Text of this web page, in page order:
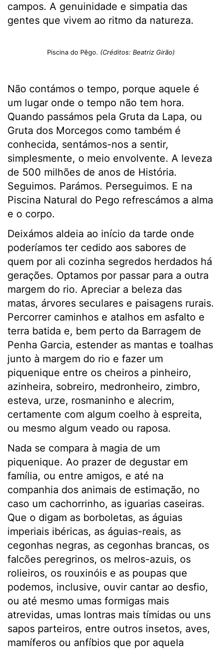
campos. A genuinidade e simpatia das
gentes que vivem ao ritmo da natureza.
Piscina do Pêgo. (Créditos: Beatriz Girão)
Não contámos o tempo, porque aquele é
um lugar onde o tempo não tem hora.
Quando passámos pela Gruta da Lapa, ou
Gruta dos Morcegos como também é
conhecida, sentámos-nos a sentir,
simplesmente, o meio envolvente. A leveza
de 500 milhões de anos de História.
Seguimos. Parámos. Perseguimos. E na
Piscina Natural do Pego refrescámos a alma
e o corpo.
Deixámos aldeia ao início da tarde onde
poderíamos ter cedido aos sabores de
quem por ali cozinha segredos herdados há
gerações. Optamos por passar para a outra
margem do rio. Apreciar a beleza das
matas, árvores seculares e paisagens rurais.
Percorrer caminhos e atalhos em asfalto e
terra batida e, bem perto da Barragem de
Penha Garcia, estender as mantas e toalhas
junto à margem do rio e fazer um
piquenique entre os cheiros a pinheiro,
azinheira, sobreiro, medronheiro, zimbro,
esteva, urze, rosmaninho e alecrim,
certamente com algum coelho à espreita,
ou mesmo algum veado ou raposa.
Nada se compara à magia de um
piquenique. Ao prazer de degustar em
família, ou entre amigos, e até na
companhia dos animais de estimação, no
caso um cachorrinho, as iguarias caseiras.
Que o digam as borboletas, as águias
imperiais ibéricas, as águias-reais, as
cegonhas negras, as cegonhas brancas, os
falcões peregrinos, os melros-azuis, os
rolieiros, os rouxinóis e as poupas que
podemos, inclusive, ouvir cantar ao desfio,
ou até mesmo umas formigas mais
atrevidas, umas lontras mais tímidas ou uns
sapos parteiros, entre outros insetos, aves,
mamíferos ou anfíbios que por aquela